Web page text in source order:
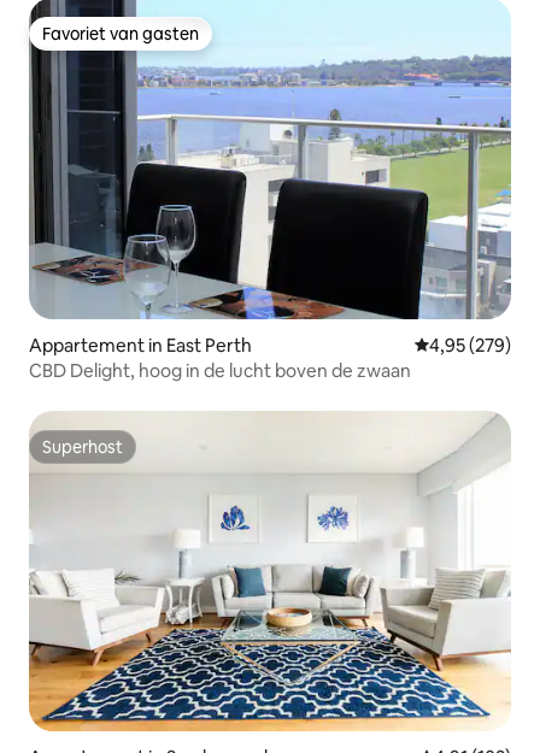
Favoriet van gasten
Favoriet van gasten
Appartement in East Perth Gemiddelde
4,95 (279)
CBD Delight, hoog in de lucht boven de zwaan
Superhost
Superhost